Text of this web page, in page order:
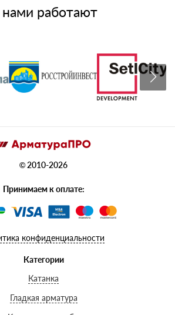
работают
© 2010-2026
Принимаем к оплате:
конфиденциальности
Категории
Катанка
Гладкая арматура